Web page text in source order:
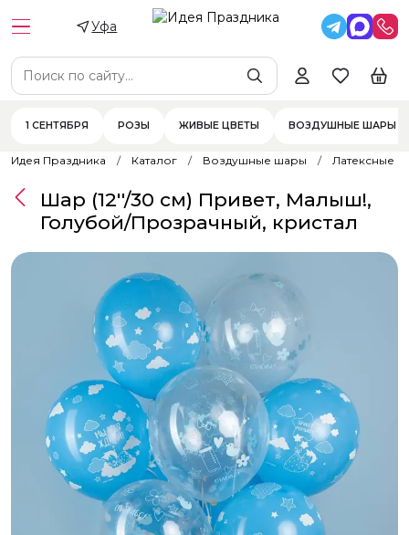
Уфа
1 СЕНТЯБРЯ РОЗЫ ЖИВЫЕ ЦВЕТЫ ВОЗДУШНЫЕ ШАРЫ
Идея Праздника Каталог Воздушные шары Латексные
Шар (12''/30 см) Привет, Малыш!,
Голубой/Прозрачный, кристал